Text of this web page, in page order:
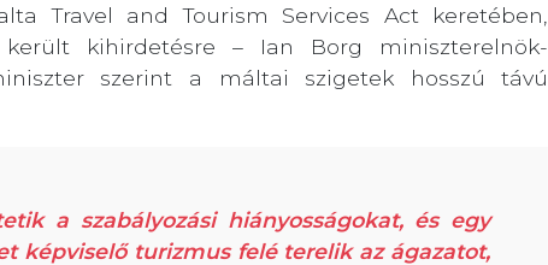
Travel and Tourism Services Act keretében,
kihirdetésre – Ian Borg miniszterelnök-
szerint a máltai szigetek hosszú távú
a szabályozási hiányosságokat, és egy
képviselő turizmus felé terelik az ágazatot,